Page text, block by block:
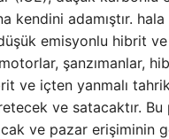
adamıştır. hala
emisyonlu hibrit
şanzımanlar,
ve içten yanmalı
ve satacaktır.
ve pazar erişiminin